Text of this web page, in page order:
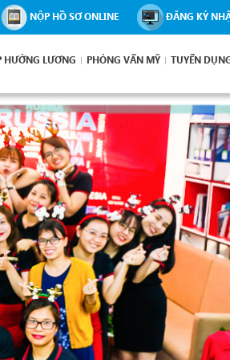
NỘP HỒ SƠ ONLINE ĐĂNG KÝ
HƯỞNG LƯƠNG PHỎNG VẤN MỸ TUYỂN